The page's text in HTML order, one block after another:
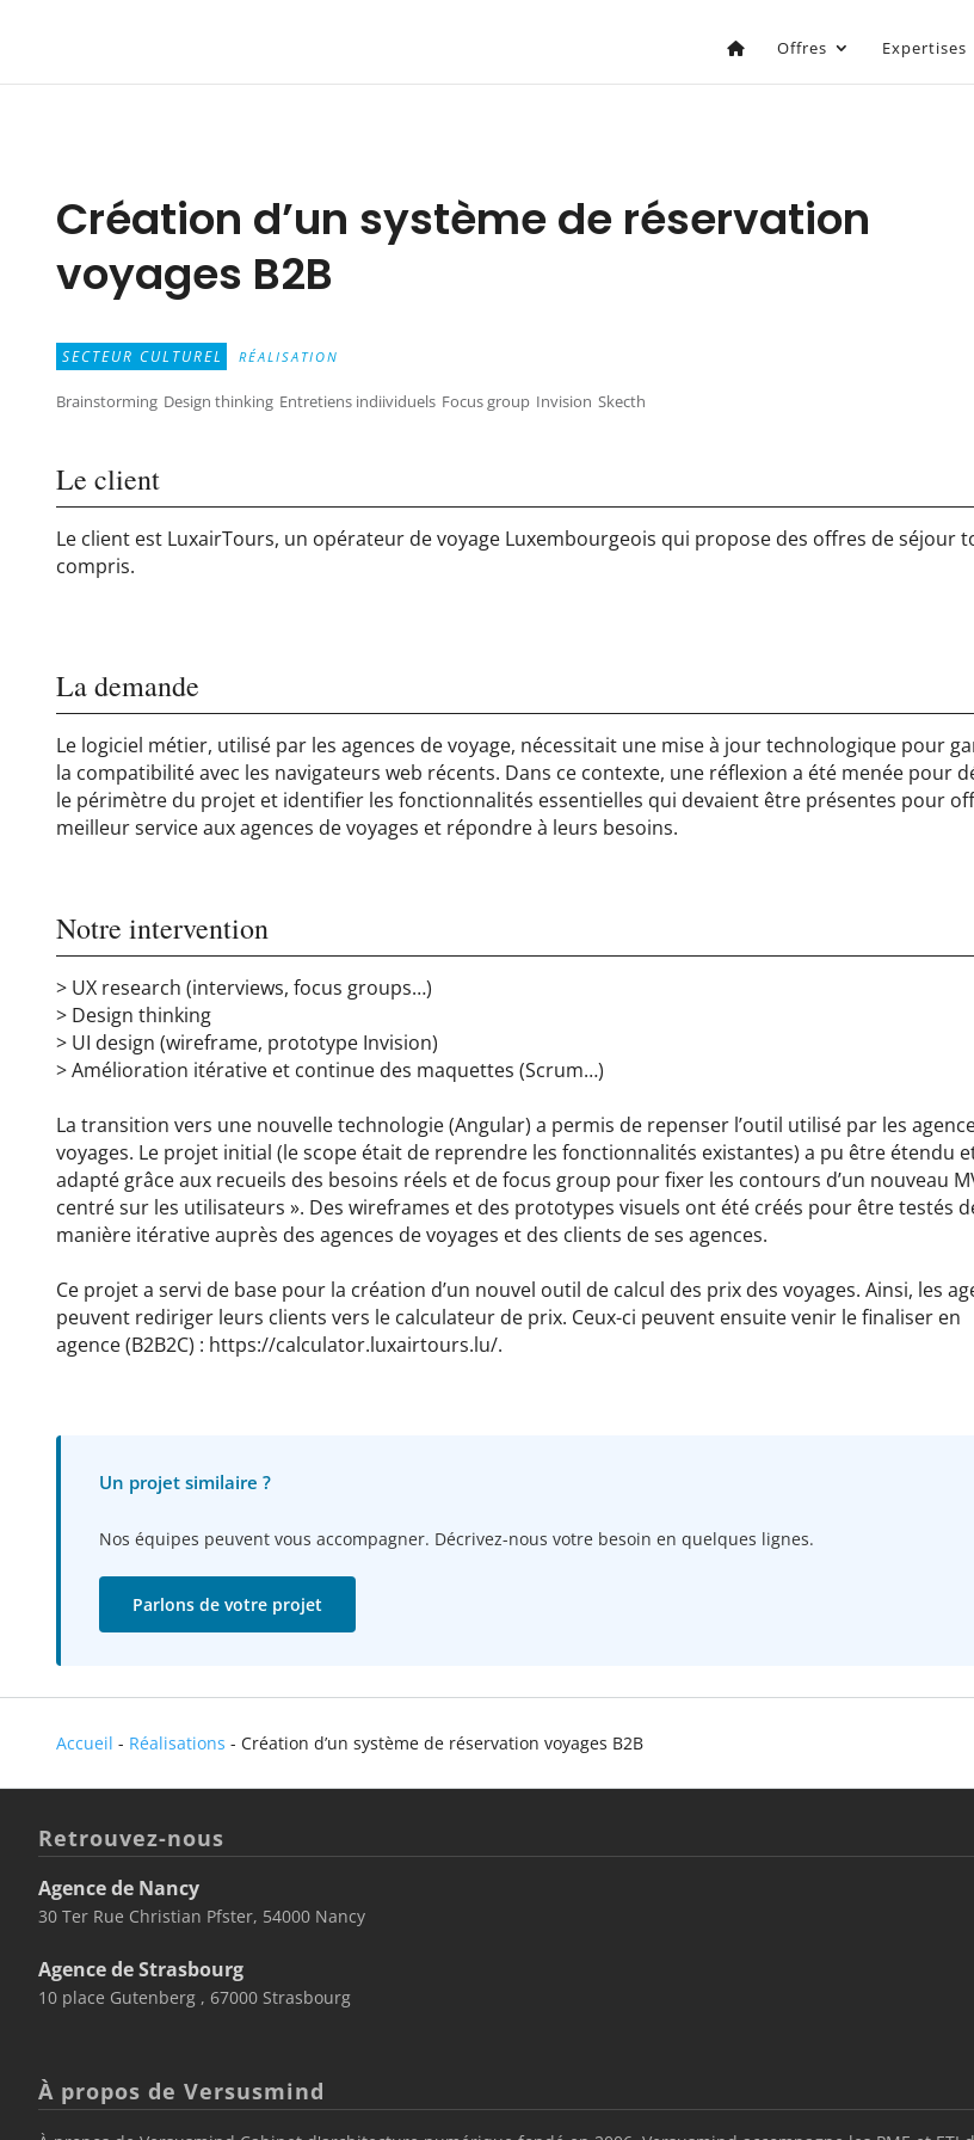
Offres Expertises
Création d’un système de réservation
voyages B2B
SECTEUR CULTUREL RÉALISATION
Brainstorming Design thinking Entretiens indiividuels Focus group Invision Skecth
Le client
Le client est LuxairTours, un opérateur de voyage Luxembourgeois qui propose des offres de séjour
compris.
La demande
Le logiciel métier, utilisé par les agences de voyage, nécessitait une mise à jour technologique pour
la compatibilité avec les navigateurs web récents. Dans ce contexte, une réflexion a été menée pour
le périmètre du projet et identifier les fonctionnalités essentielles qui devaient être présentes pour
meilleur service aux agences de voyages et répondre à leurs besoins.
Notre intervention
> UX research (interviews, focus groups…)
> Design thinking
> UI design (wireframe, prototype Invision)
> Amélioration itérative et continue des maquettes (Scrum…)
La transition vers une nouvelle technologie (Angular) a permis de repenser l’outil utilisé par les
voyages. Le projet initial (le scope était de reprendre les fonctionnalités existantes) a pu être étendu
adapté grâce aux recueils des besoins réels et de focus group pour fixer les contours d’un nouveau
centré sur les utilisateurs ». Des wireframes et des prototypes visuels ont été créés pour être testés
manière itérative auprès des agences de voyages et des clients de ses agences.
Ce projet a servi de base pour la création d’un nouvel outil de calcul des prix des voyages. Ainsi, les
peuvent rediriger leurs clients vers le calculateur de prix. Ceux-ci peuvent ensuite venir le finaliser en
agence (B2B2C) : https://calculator.luxairtours.lu/.
Un projet similaire ?
Nos équipes peuvent vous accompagner. Décrivez-nous votre besoin en quelques lignes.
Parlons de votre projet
Accueil - Réalisations-Création d’un système de réservation voyages B2B
Retrouvez-nous
Agence de Nancy
30 Ter Rue Christian Pfster, 54000 Nancy
Agence de Strasbourg
10 place Gutenberg , 67000 Strasbourg
À propos de Versusmind